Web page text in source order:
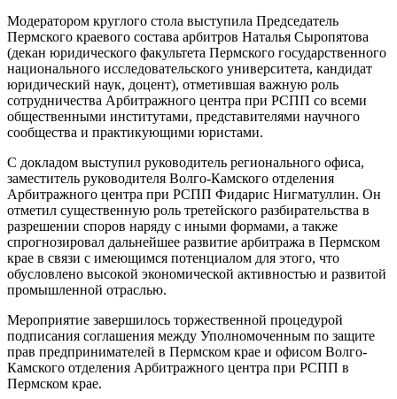
Модератором круглого стола выступила Председатель
Пермского краевого состава арбитров Наталья Сыропятова
(декан юридического факультета Пермского государственного
национального исследовательского университета, кандидат
юридический наук, доцент), отметившая важную роль
сотрудничества Арбитражного центра при РСПП со всеми
общественными институтами, представителями научного
сообщества и практикующими юристами.
С докладом выступил руководитель регионального офиса,
заместитель руководителя Волго-Камского отделения
Арбитражного центра при РСПП Фидарис Нигматуллин. Он
отметил существенную роль третейского разбирательства в
разрешении споров наряду с иными формами, а также
спрогнозировал дальнейшее развитие арбитража в Пермском
крае в связи с имеющимся потенциалом для этого, что
обусловлено высокой экономической активностью и развитой
промышленной отраслью.
Мероприятие завершилось торжественной процедурой
подписания соглашения между Уполномоченным по защите
прав предпринимателей в Пермском крае и офисом Волго-
Камского отделения Арбитражного центра при РСПП в
Пермском крае.